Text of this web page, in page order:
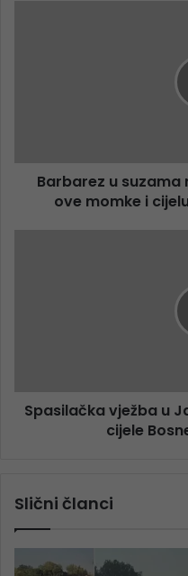
Barbarez u suzama
ove momke i
Spasilačka vježba u
cijele
Slični članci